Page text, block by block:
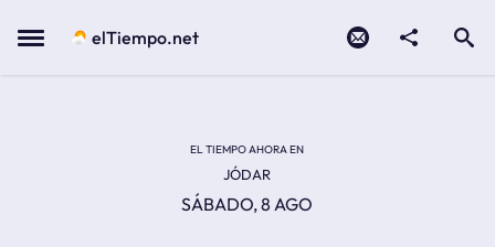
Menu elTiempo.net
EL TIEMPO AHORA EN
JÓDAR
SÁBADO, 8 AGO